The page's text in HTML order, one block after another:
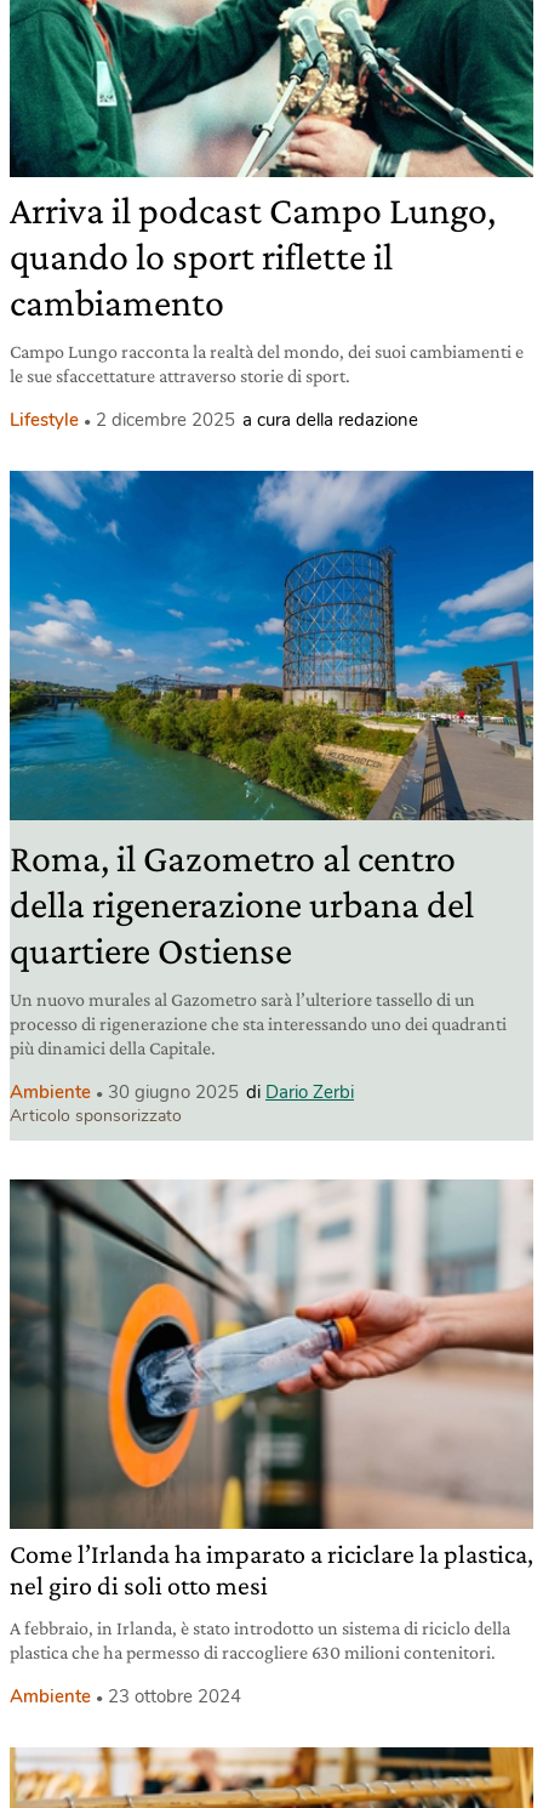
Arriva il podcast Campo Lungo,
quando lo sport riflette il
cambiamento
Campo Lungo racconta la realtà del mondo, dei suoi cambiamenti e
le sue sfaccettature attraverso storie di sport.
Lifestyle 2 dicembre 2025 a cura della redazione
Roma, il Gazometro al centro
della rigenerazione urbana del
quartiere Ostiense
Un nuovo murales al Gazometro sarà l’ulteriore tassello di un
processo di rigenerazione che sta interessando uno dei quadranti
più dinamici della Capitale.
Ambiente 30 giugno 2025 di Dario Zerbi
Articolo sponsorizzato
Come l’Irlanda ha imparato a riciclare la plastica,
nel giro di soli otto mesi
A febbraio, in Irlanda, è stato introdotto un sistema di riciclo della
plastica che ha permesso di raccogliere 630 milioni contenitori.
Ambiente 23 ottobre 2024